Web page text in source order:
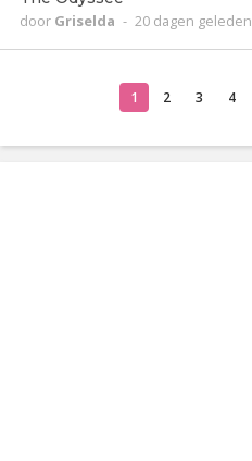
door Griselda - 20 dagen geleden
1 2 3 4